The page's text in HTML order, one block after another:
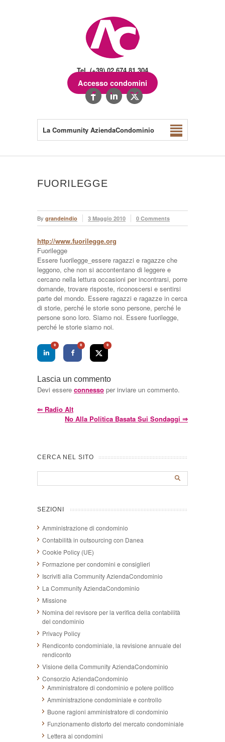
Tel. (+39) 02.674.81.304
Accesso condomini
La Community AziendaCondominio
FUORILEGGE
By grandeindio 3 Maggio 2010 0 Comments
http://www.fuorilegge.org
Fuorilegge
Essere fuorilegge_essere ragazzi e ragazze che
leggono, che non si accontentano di leggere e
cercano nella lettura occasioni per incontrarsi, porre
domande, trovare risposte, riconoscersi e sentirsi
parte del mondo. Essere ragazzi e ragazze in cerca
di storie, perché le storie sono persone, perché le
persone sono loro. Siamo noi. Essere fuorilegge,
perché le storie siamo noi.
0 0 0
Lascia un commento
Devi essere connesso per inviare un commento.
⇐ Radio Alt
No Alla Politica Basata Sui Sondaggi ⇒
CERCA NEL SITO
SEZIONI
Amministrazione di condominio
Contabilità in outsourcing con Danea
Cookie Policy (UE)
Formazione per condomini e consiglieri
Iscriviti alla Community AziendaCondominio
La Community AziendaCondominio
Missione
Nomina del revisore per la verifica della contabilità
del condominio
Privacy Policy
Rendiconto condominiale, la revisione annuale del
rendiconto
Visione della Community AziendaCondominio
Consorzio AziendaCondominio
Amministratore di condominio e potere politico
Amministrazione condominiale e controllo
Buone ragioni amministratore di condominio
Funzionamento distorto del mercato condominiale
Lettera ai condomini